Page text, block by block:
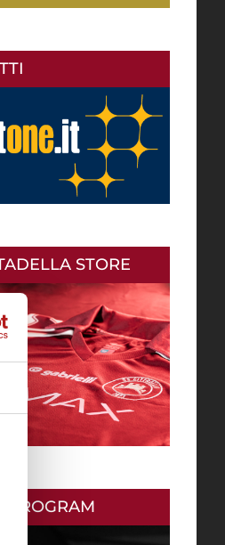
STORE
PROGRAM